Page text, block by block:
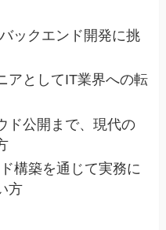
ックエンド開発に挑
アとしてIT業界への転
ド公開まで、現代の
構築を通じて実務に
方